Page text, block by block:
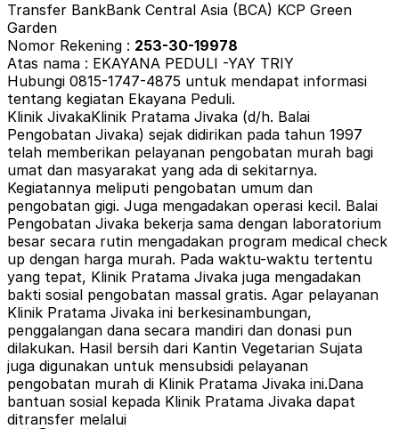
Transfer BankBank Central Asia (BCA) KCP Green
Garden
Nomor Rekening : 253-30-19978
Atas nama : EKAYANA PEDULI -YAY TRIY
Hubungi 0815-1747-4875 untuk mendapat informasi
tentang kegiatan Ekayana Peduli.
Klinik JivakaKlinik Pratama Jivaka (d/h. Balai
Pengobatan Jivaka) sejak didirikan pada tahun 1997
telah memberikan pelayanan pengobatan murah bagi
umat dan masyarakat yang ada di sekitarnya.
Kegiatannya meliputi pengobatan umum dan
pengobatan gigi. Juga mengadakan operasi kecil. Balai
Pengobatan Jivaka bekerja sama dengan laboratorium
besar secara rutin mengadakan program medical check
up dengan harga murah. Pada waktu-waktu tertentu
yang tepat, Klinik Pratama Jivaka juga mengadakan
bakti sosial pengobatan massal gratis. Agar pelayanan
Klinik Pratama Jivaka ini berkesinambungan,
penggalangan dana secara mandiri dan donasi pun
dilakukan. Hasil bersih dari Kantin Vegetarian Sujata
juga digunakan untuk mensubsidi pelayanan
pengobatan murah di Klinik Pratama Jivaka ini.Dana
bantuan sosial kepada Klinik Pratama Jivaka dapat
ditransfer melalui